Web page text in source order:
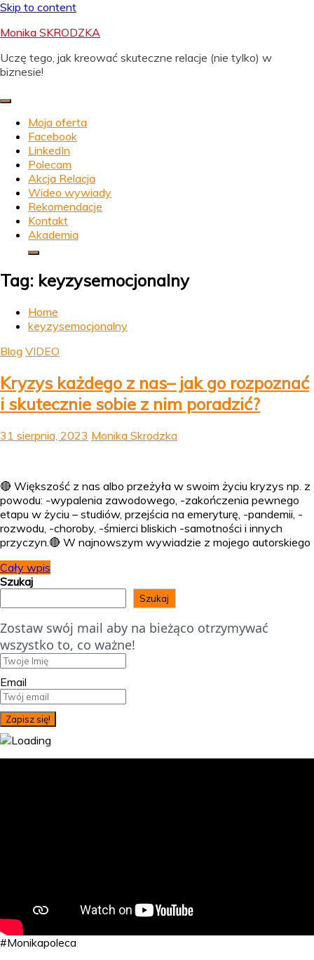
Skip to content
Monika SKRODZKA
Uczę tego, jak kreować skuteczne relacje (nie tylko) w
biznesie!
Moja oferta
Facebook
LinkedIn
Polecam
Akcja Relacja
Wideo wywiady
Rekomendacje
Kontakt
Akademia
Tag: keyzysemocjonalny
Home
keyzysemocjonalny
Blog VIDEO
Kryzys każdego z nas– jak go rozpoznać
i skutecznie sobie z nim poradzić?
31 sierpnia, 2023 Monika Skrodzka
🔴 Większość z nas albo przeżyła w swoim życiu kryzys np. z
powodu: -wypalenia zawodowego, -zakończenia pewnego
etapu w życiu – studiów, przejścia na emeryturę, -pandemii, -
rozwodu, -choroby, -śmierci bliskich -samotności i innych
przyczyn.🔴 W najnowszym wywiadzie z mojego autorskiego
Cały wpis
Szukaj
Szukaj
Zostaw swój mail aby na bieżąco otrzymywać
wszystko to, co ważne!
Email
#Monikapoleca